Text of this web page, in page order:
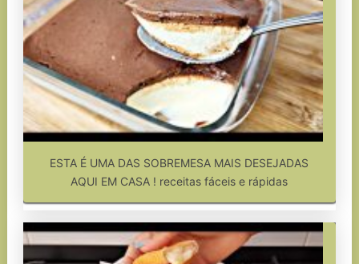
ESTA É UMA DAS SOBREMESA MAIS DESEJADAS
AQUI EM CASA ! receitas fáceis e rápidas